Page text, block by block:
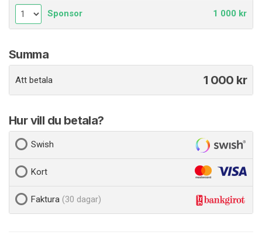
Sponsor 1 000 kr
Summa
Att betala 1 000 kr
Hur vill du betala?
Swish
Kort
Faktura (30 dagar)